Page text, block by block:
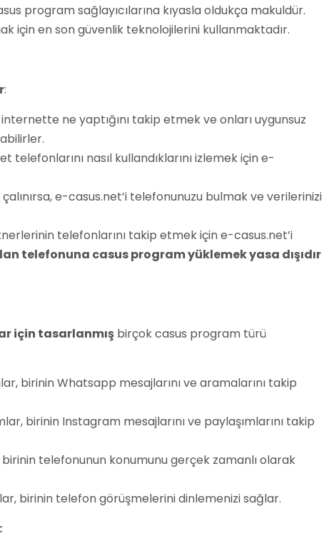
program sağlayıcılarına kıyasla oldukça makuldür.
için en son güvenlik teknolojilerini kullanmaktadır.
:
ne yaptığını takip etmek ve onları uygunsuz
telefonlarını nasıl kullandıklarını izlemek için e-
e-casus.net’i telefonunuzu bulmak ve verilerinizi
telefonlarını takip etmek için e-casus.net’i
telefonuna casus program yüklemek yasa dışıdır
için tasarlanmış birçok casus program türü
birinin Whatsapp mesajlarını ve aramalarını takip
birinin Instagram mesajlarını ve paylaşımlarını takip
telefonunun konumunu gerçek zamanlı olarak
birinin telefon görüşmelerini dinlemenizi sağlar.